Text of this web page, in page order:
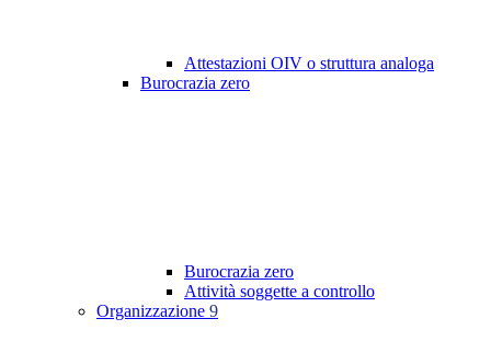
Attestazioni OIV o struttura analoga
Burocrazia zero
Burocrazia zero
Attività soggette a controllo
Organizzazione 9